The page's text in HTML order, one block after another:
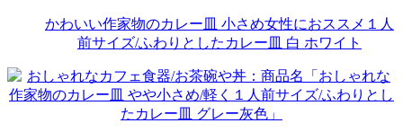
かわいい作家物のカレー皿 小さめ女性におススメ１人
前サイズ/ふわりとしたカレー皿 白 ホワイト